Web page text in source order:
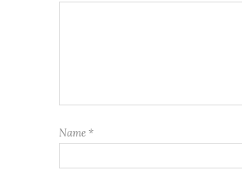
Name *